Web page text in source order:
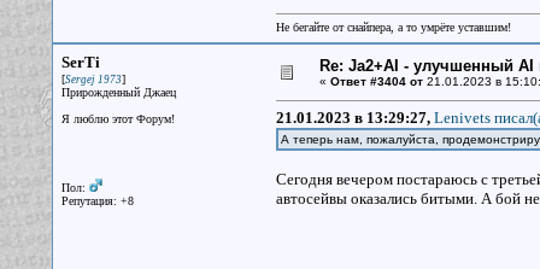
Не бегайте от снайпера, а то умрёте уставшим!
SerTi
[Sergej 1973]
Прирожденный Джаец
Я люблю этот Форум!
Пол:
Репутация: +8
Re: Ja2+AI - улучшенный AI
« Ответ #3404 от21.01.2023 в
21.01.2023 в 13:29:27, Lenivets
А теперь нам, пожалуйста,
Сегодня вечером постараюсь с
автосейвы оказались битыми. А бой